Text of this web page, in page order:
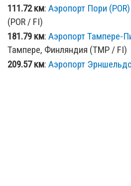
111.72 км: Аэропорт Пори (POR)
(POR / FI)
181.79 км: Аэропорт Тампере-
Тампере, Финляндия (TMP / FI)
209.57 км: Аэропорт